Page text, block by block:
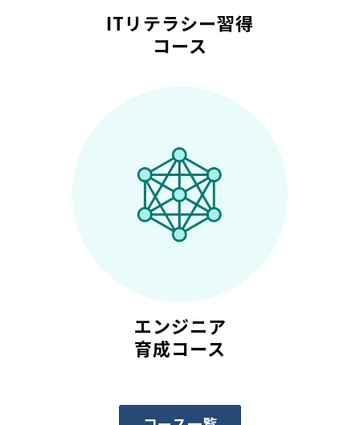
ITリテラシー習得
コース
エンジニア
育成コース